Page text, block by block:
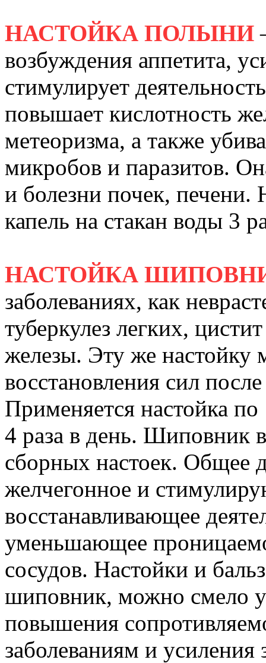
НАСТОЙКА ПОЛЫНИ
возбуждения аппетита,
стимулирует
повышает кислотность
метеоризма, а также
микробов и паразитов.
и болезни почек, печени.
капель на стакан воды 3
НАСТОЙКА
заболеваниях, как
туберкулез легких,
железы. Эту же настойку
восстановления сил
Применяется настойка
4 раза в день. Шиповник
сборных настоек. Общее
желчегонное и
восстанавливающее
уменьшающее
сосудов. Настойки и
шиповник, можно смело
повышения
заболеваниям и